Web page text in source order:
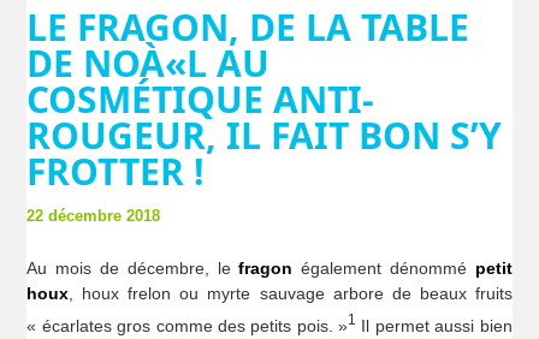
LE FRAGON, DE LA TABLE
DE NOÀ«L AU
COSMÉTIQUE ANTI-
ROUGEUR, IL FAIT BON S’Y
FROTTER !
22 décembre 2018
Au mois de décembre, lefragon également dénommé petit
houx , houx frelon ou myrte sauvage arbore de beaux fruits
« écarlates gros comme des petits pois. »1
Il permet aussi bien